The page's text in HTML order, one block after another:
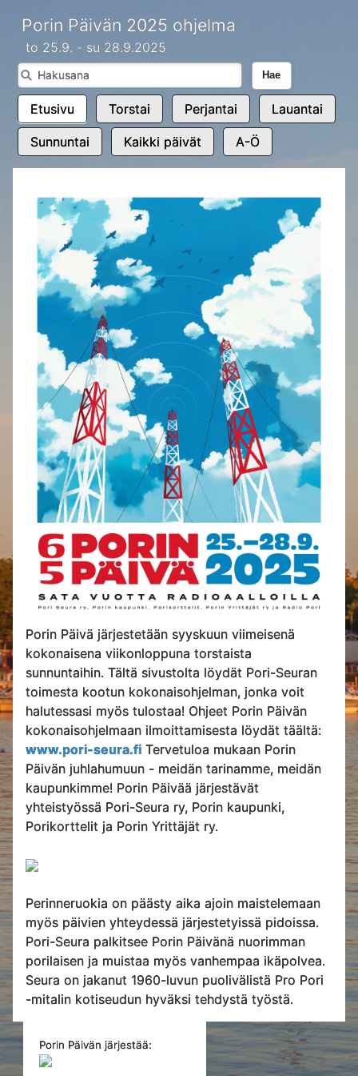
Porin Päivän 2025 ohjelma
to 25.9. - su 28.9.2025
Hae
Etusivu Torstai Perjantai Lauantai
Sunnuntai Kaikki päivät A-Ö
Porin Päivä järjestetään syyskuun viimeisenä
kokonaisena viikonloppuna torstaista
sunnuntaihin. Tältä sivustolta löydät Pori-Seuran
toimesta kootun kokonaisohjelman, jonka voit
halutessasi myös tulostaa! Ohjeet Porin Päivän
kokonaisohjelmaan ilmoittamisesta löydät täältä:
www.pori-seura.fi Tervetuloa mukaan Porin
Päivän juhlahumuun - meidän tarinamme, meidän
kaupunkimme! Porin Päivää järjestävät
yhteistyössä Pori-Seura ry, Porin kaupunki,
Porikorttelit ja Porin Yrittäjät ry.
Perinneruokia on päästy aika ajoin maistelemaan
myös päivien yhteydessä järjestetyissä pidoissa.
Pori-Seura palkitsee Porin Päivänä nuorimman
porilaisen ja muistaa myös vanhempaa ikäpolvea.
Seura on jakanut 1960-luvun puolivälistä Pro Pori
-mitalin kotiseudun hyväksi tehdystä työstä.
Porin Päivän järjestää: